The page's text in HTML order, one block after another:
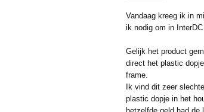
Vandaag kreeg ik in
ik nodig om in
Gelijk het product
direct het plastic
frame.
Ik vind dit zeer
plastic dopje in het